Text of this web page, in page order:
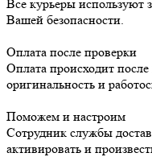
Все курьеры используют
Вашей безопасности.
Оплата после проверки
Оплата происходит
оригинальность и
Поможем и настроим
Сотрудник службы
активировать и